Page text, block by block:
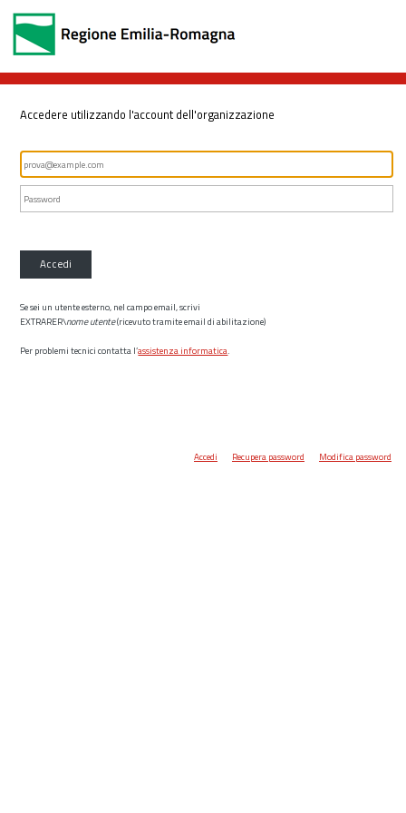
Accedere utilizzando l'account dell'organizzazione
Accedi
Se sei un utente esterno, nel campo email, scrivi
EXTRARER\nome utente(ricevuto tramite email di abilitazione)
Per problemi tecnici contatta l’assistenza informatica.
Accedi Recupera password Modifica password